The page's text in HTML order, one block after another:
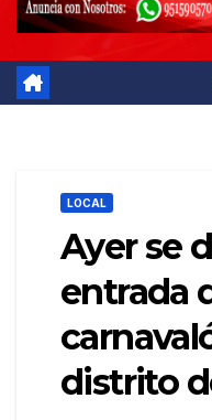
LOCAL
Ayer se
entrada
distrito